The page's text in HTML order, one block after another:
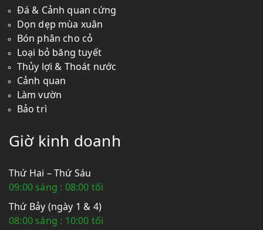
Đá & Cảnh quan cứng
Dọn dẹp mùa xuân
Bón phân cho cỏ
Loại bỏ băng tuyết
Thủy lợi & Thoát nước
Cảnh quan
Làm vườn
Bảo trì
Giờ kinh doanh
Thứ Hai – Thứ Sáu
09:00 sáng : 08:00 tối
Thứ Bảy (ngày 1 & 4)
08:00 sáng : 10:00 tối